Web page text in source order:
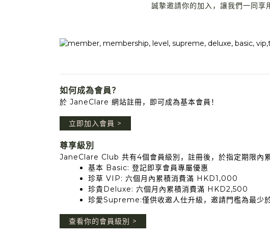
誠摯邀請你的加入，讓我們一同享
如何成為會員？
於 JaneClare 網站註冊，即可成為基本會員！
立即加入會員 >
尊享級別
JaneClare Club 共有4個會員級別，註冊後，於指定期限內
基本 Basic: 登記即享會員專屬優惠
珍草 VIP: 六個月內累積消費滿 HKD1,000
珍貴Deluxe: 六個月內累積消費滿 HKD2,500
珍愛Supreme:僅供收邀人仕升級，邀請門檻為最
查看你的會員級別 >